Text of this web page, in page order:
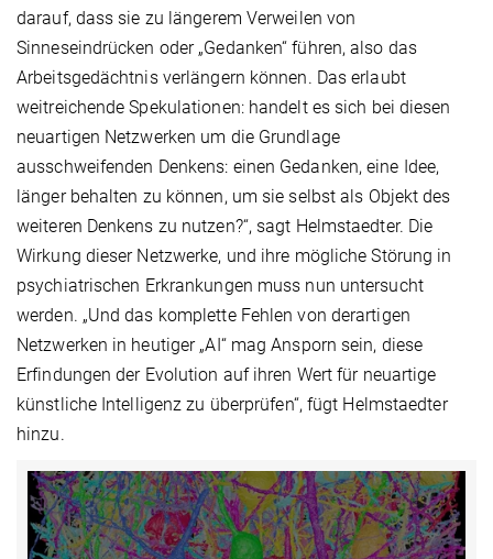
darauf, dass sie zu längerem Verweilen von
Sinneseindrücken oder „Gedanken“ führen, also das
Arbeitsgedächtnis verlängern können. Das erlaubt
weitreichende Spekulationen: handelt es sich bei diesen
neuartigen Netzwerken um die Grundlage
ausschweifenden Denkens: einen Gedanken, eine Idee,
länger behalten zu können, um sie selbst als Objekt des
weiteren Denkens zu nutzen?“, sagt Helmstaedter. Die
Wirkung dieser Netzwerke, und ihre mögliche Störung in
psychiatrischen Erkrankungen muss nun untersucht
werden. „Und das komplette Fehlen von derartigen
Netzwerken in heutiger „AI“ mag Ansporn sein, diese
Erfindungen der Evolution auf ihren Wert für neuartige
künstliche Intelligenz zu überprüfen“, fügt Helmstaedter
hinzu.